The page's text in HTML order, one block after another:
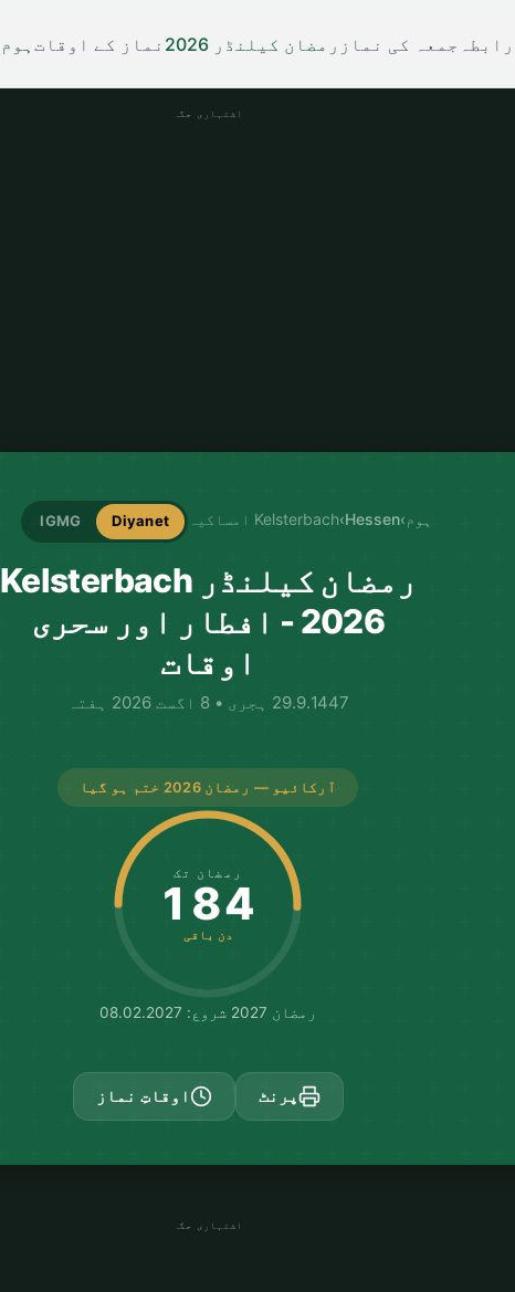
ہوم نماز کے اوقات رمضان کیلنڈر 2026 جمعہ کی نماز رابطہ
اشتہاری جگہ
ہوم›
Hessen
›Kelsterbach امساکیہ Diyanet
IGMG
رمضان کیلنڈر Kelsterbach
2026 - افطار اور سحری
اوقات
29.9.1447 ہجری • 8 اگست 2026 ہفتہ
آرکائیو — رمضان 2026 ختم ہو گیا
رمضان تک
184
دن باقی
رمضان 2027 شروع: 08.02.2027
پرنٹ اوقاتِ نماز
اشتہاری جگہ